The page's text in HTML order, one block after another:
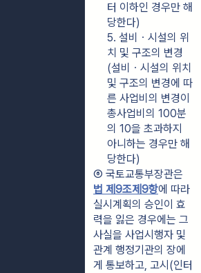
터 이하인 경우만 해
당한다)
5. 설비ㆍ시설의 위
치 및 구조의 변경
(설비ㆍ시설의 위치
및 구조의 변경에 따
른 사업비의 변경이
총사업비의 100분
의 10을 초과하지
아니하는 경우만 해
당한다)
법 제9조제9항에 따라
실시계획의 승인이 효
력을 잃은 경우에는 그
사실을 사업시행자 및
관계 행정기관의 장에
게 통보하고, 고시(인터